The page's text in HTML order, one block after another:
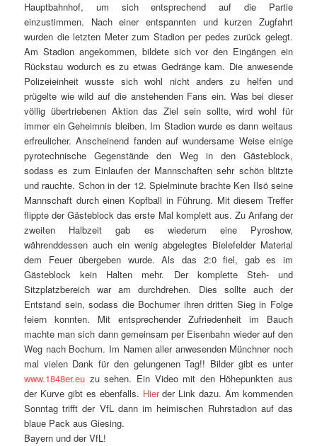
Hauptbahnhof, um sich entsprechend auf die Partie
einzustimmen. Nach einer entspannten und kurzen Zugfahrt
wurden die letzten Meter zum Stadion per pedes zurück gelegt.
Am Stadion angekommen, bildete sich vor den Eingängen ein
Rückstau wodurch es zu etwas Gedränge kam. Die anwesende
Polizeieinheit wusste sich wohl nicht anders zu helfen und
prügelte wie wild auf die anstehenden Fans ein. Was bei dieser
völlig übertriebenen Aktion das Ziel sein sollte, wird wohl für
immer ein Geheimnis bleiben. Im Stadion wurde es dann weitaus
erfreulicher. Anscheinend fanden auf wundersame Weise einige
pyrotechnische Gegenstände den Weg in den Gästeblock,
sodass es zum Einlaufen der Mannschaften sehr schön blitzte
und rauchte. Schon in der 12. Spielminute brachte Ken Ilsö seine
Mannschaft durch einen Kopfball in Führung. Mit diesem Treffer
flippte der Gästeblock das erste Mal komplett aus. Zu Anfang der
zweiten Halbzeit gab es wiederum eine Pyroshow,
währenddessen auch ein wenig abgelegtes Bielefelder Material
dem Feuer übergeben wurde. Als das 2:0 fiel, gab es im
Gästeblock kein Halten mehr. Der komplette Steh- und
Sitzplatzbereich war am durchdrehen. Dies sollte auch der
Entstand sein, sodass die Bochumer ihren dritten Sieg in Folge
feiern konnten. Mit entsprechender Zufriedenheit im Bauch
machte man sich dann gemeinsam per Eisenbahn wieder auf den
Weg nach Bochum. Im Namen aller anwesenden Münchner noch
mal vielen Dank für den gelungenen Tag!! Bilder gibt es unter
www.1848er.eu zu sehen. Ein Video mit den Höhepunkten aus
der Kurve gibt es ebenfalls. Hierder Link dazu. Am kommenden
Sonntag trifft der VfL dann im heimischen Ruhrstadion auf das
blaue Pack aus Giesing.
Bayern und der VfL!